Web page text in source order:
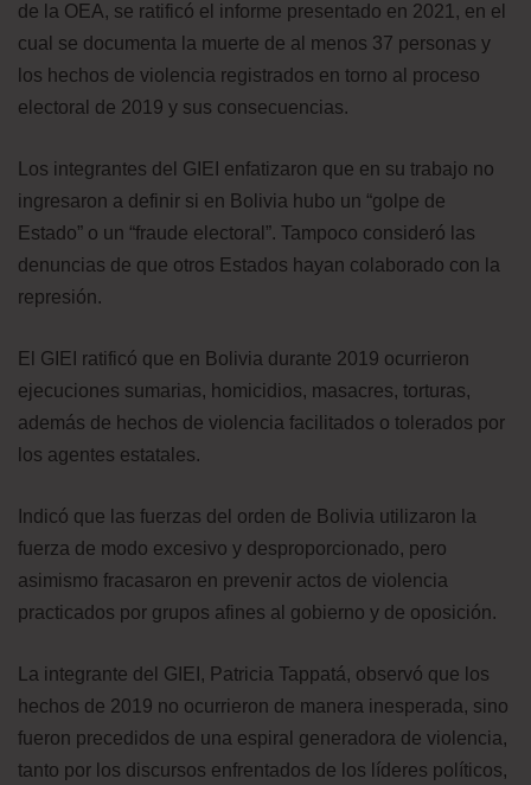
de la OEA, se ratificó el informe presentado en 2021, en el
cual se documenta la muerte de al menos 37 personas y
los hechos de violencia registrados en torno al proceso
electoral de 2019 y sus consecuencias.
Los integrantes del GIEI enfatizaron que en su trabajo no
ingresaron a definir si en Bolivia hubo un “golpe de
Estado” o un “fraude electoral”. Tampoco consideró las
denuncias de que otros Estados hayan colaborado con la
represión.
El GIEI ratificó que en Bolivia durante 2019 ocurrieron
ejecuciones sumarias, homicidios, masacres, torturas,
además de hechos de violencia facilitados o tolerados por
los agentes estatales.
Indicó que las fuerzas del orden de Bolivia utilizaron la
fuerza de modo excesivo y desproporcionado, pero
asimismo fracasaron en prevenir actos de violencia
practicados por grupos afines al gobierno y de oposición.
La integrante del GIEI, Patricia Tappatá, observó que los
hechos de 2019 no ocurrieron de manera inesperada, sino
fueron precedidos de una espiral generadora de violencia,
tanto por los discursos enfrentados de los líderes políticos,